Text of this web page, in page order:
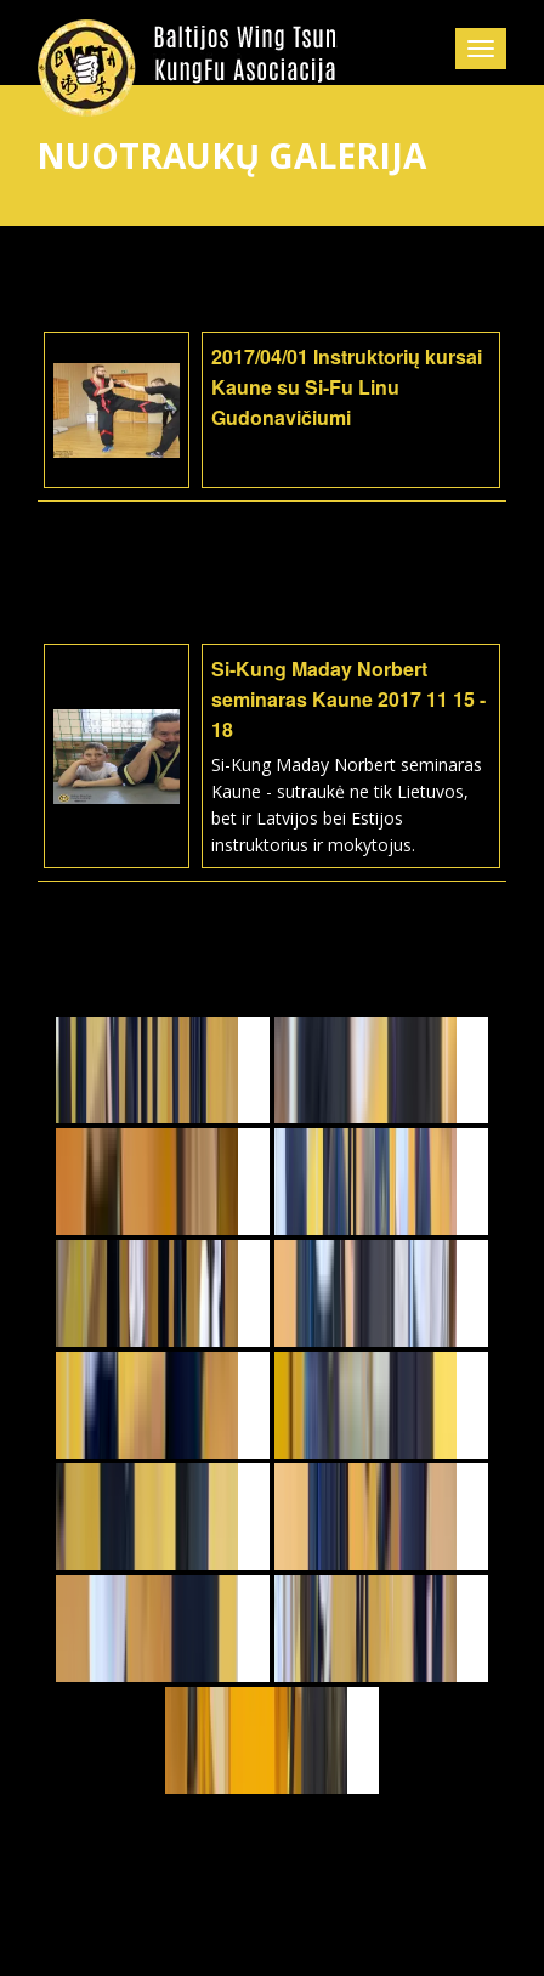
NUOTRAUKŲ GALERIJA
2017/04/01 Instruktorių kursai
Kaune su Si-Fu Linu
Gudonavičiumi
Si-Kung Maday Norbert
seminaras Kaune 2017 11 15 -
18
Si-Kung Maday Norbert seminaras
Kaune - sutraukė ne tik Lietuvos,
bet ir Latvijos bei Estijos
instruktorius ir mokytojus.